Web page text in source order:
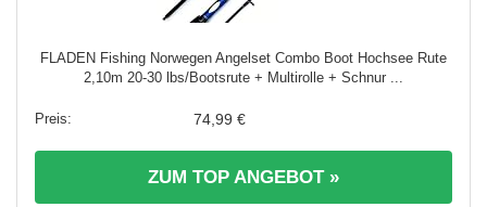
FLADEN Fishing Norwegen Angelset Combo Boot Hochsee Rute
2,10m 20-30 lbs/Bootsrute + Multirolle + Schnur ...
74,99 €
ZUM TOP ANGEBOT »